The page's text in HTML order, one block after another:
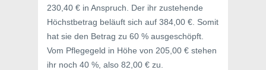
230,40 € in Anspruch. Der ihr zustehende
Höchstbetrag beläuft sich auf 384,00 €. Somit
hat sie den Betrag zu 60 % ausgeschöpft.
Vom Pflegegeld in Höhe von 205,00 € stehen
ihr noch 40 %, also 82,00 € zu.